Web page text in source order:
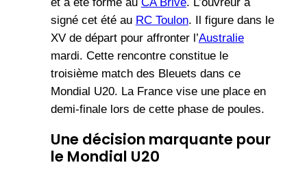
signé cet été au RC Toulon. Il figure dans le
XV de départ pour affronter l’Australie
mardi. Cette rencontre constitue le
troisième match des Bleuets dans ce
Mondial U20. La France vise une place en
demi-finale lors de cette phase de poules.
Une décision marquante pour
le Mondial U20